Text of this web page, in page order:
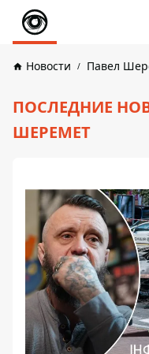
Новости Павел
ПОСЛЕДНИЕ
ШЕРЕМЕТ